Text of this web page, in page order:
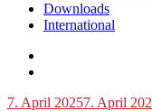
Downloads
International
Blog
7. April 20257. April